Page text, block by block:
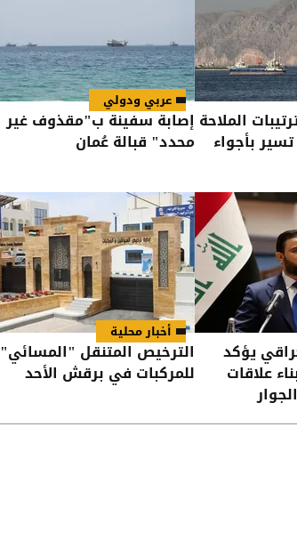
الملاحة
بأجواء
عربي ودولي
إصابة سفينة ب"مقذوف غير
محدد" قبالة عُمان
يؤكد
علاقات
أخبار محلية
الترخيص المتنقل "المسائي"
للمركبات في برقش الأحد